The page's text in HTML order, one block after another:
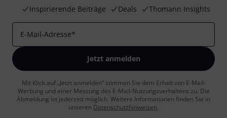
Inspirierende Beiträge
Deals Thomann Insights
E-Mail-Adresse*
Jetzt anmelden
Mit Klick auf „Jetzt anmelden“ stimmen Sie dem Erhalt von E-Mail-
Werbung und einer Messung des E-Mail-Nutzungsverhaltens zu. Die
Abmeldung ist jederzeit möglich. Weitere Informationen finden Sie in
unseren Datenschutzhinweisen.